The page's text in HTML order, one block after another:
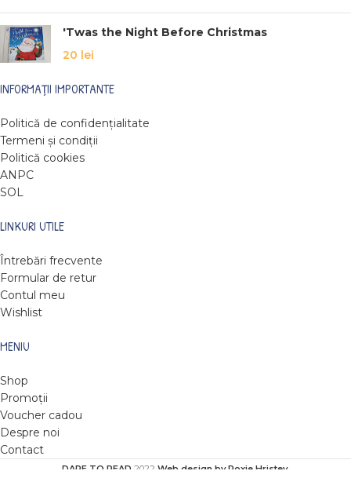
'Twas the Night Before Christmas
20 lei
INFORMAȚII IMPORTANTE
Politică de confidențialitate
Termeni și condiții
Politică cookies
ANPC
SOL
LINKURI UTILE
Întrebări frecvente
Formular de retur
Contul meu
Wishlist
MENIU
Shop
Promoții
Voucher cadou
Despre noi
Contact
DARE TO READ 2022 Web design by Roxie Hristev.